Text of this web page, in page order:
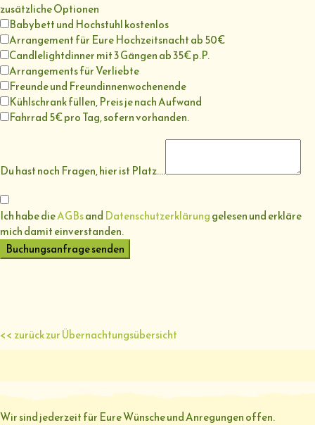
zusätzliche Optionen
Babybett und Hochstuhl kostenlos
Arrangement für Eure Hochzeitsnacht ab 50€
Candlelightdinner mit 3 Gängen ab 35€ p.P.
Arrangements für Verliebte
Freunde und Freundinnenwochenende
Kühlschrank füllen, Preis je nach Aufwand
Fahrrad 5€ pro Tag, sofern vorhanden.
Du hast noch Fragen, hier ist Platz....
Ich habe dieAGBsand Datenschutzerklärunggelesen und erkläre
mich damit einverstanden.
Buchungsanfrage senden
<< zurück zur Übernachtungsübersicht
Wir sind jederzeit für Eure Wünsche und Anregungen offen.